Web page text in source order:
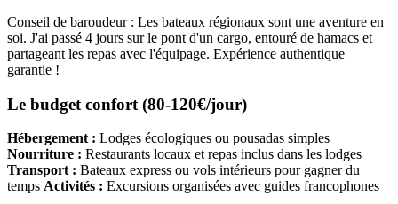
Conseil de baroudeur : Les bateaux régionaux sont une aventure en
soi. J'ai passé 4 jours sur le pont d'un cargo, entouré de hamacs et
partageant les repas avec l'équipage. Expérience authentique
garantie !
Le budget confort (80-120€/jour)
Hébergement : Lodges écologiques ou pousadas simples
Nourriture : Restaurants locaux et repas inclus dans les lodges
Transport : Bateaux express ou vols intérieurs pour gagner du
temps Activités : Excursions organisées avec guides francophones